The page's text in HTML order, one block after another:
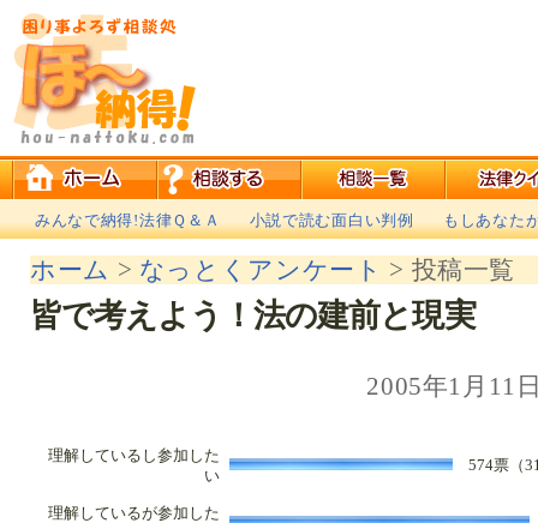
みんなで納得!法律Ｑ＆Ａ 小説で読む面白い判例 もしあなた
ホーム > なっとくアンケート > 投稿一覧
皆で考えよう！法の建前と現実
2005年1月11
理解しているし参加した
い
574票（
理解しているが参加した